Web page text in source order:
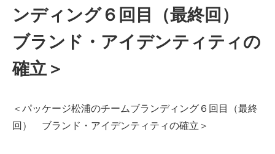
ンディング６回目（最終回）
ブランド・アイデンティティの
確立＞
＜パッケージ松浦のチームブランディング６回目（最終
回） ブランド・アイデンティティの確立＞